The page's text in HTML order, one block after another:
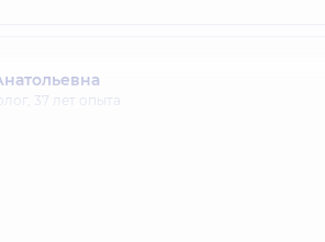
37 лет опыта